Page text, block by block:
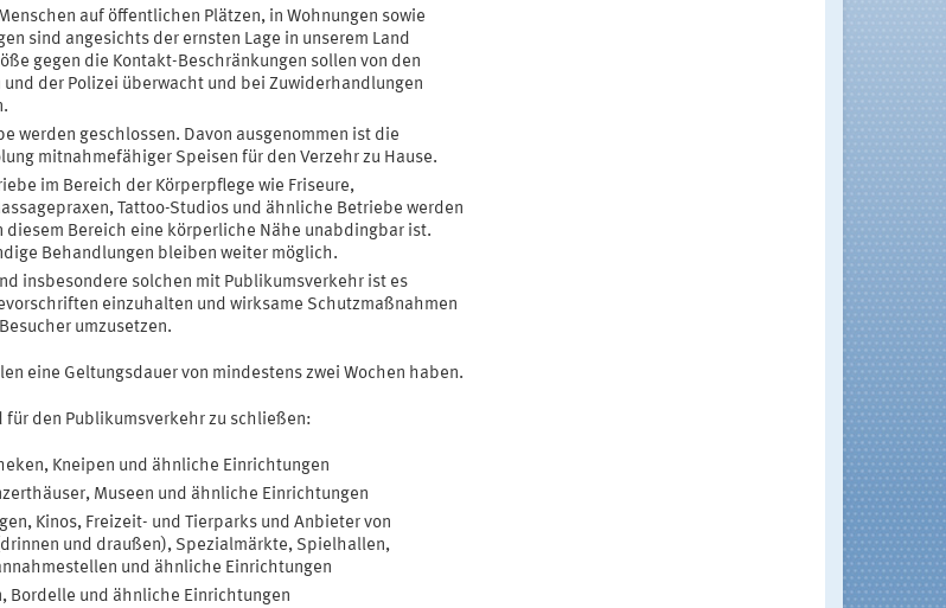
auf öffentlichen Plätzen, in Wohnungen sowie
sind angesichts der ernsten Lage in unserem Land
gegen die Kontakt-Beschränkungen sollen von den
der Polizei überwacht und bei Zuwiderhandlungen
werden geschlossen. Davon ausgenommen ist die
mitnahmefähiger Speisen für den Verzehr zu Hause.
im Bereich der Körperpflege wie Friseure,
Tattoo-Studios und ähnliche Betriebe werden
diesem Bereich eine körperliche Nähe unabdingbar ist.
Behandlungen bleiben weiter möglich.
insbesondere solchen mit Publikumsverkehr ist es
einzuhalten und wirksame Schutzmaßnahmen
umzusetzen.
eine Geltungsdauer von mindestens zwei Wochen haben.
den Publikumsverkehr zu schließen:
Kneipen und ähnliche Einrichtungen
Museen und ähnliche Einrichtungen
Kinos, Freizeit- und Tierparks und Anbieter von
und draußen), Spezialmärkte, Spielhallen,
und ähnliche Einrichtungen
Bordelle und ähnliche Einrichtungen